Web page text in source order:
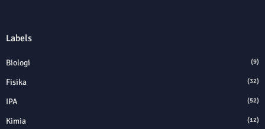
Labels
Biologi (9)
Fisika (32)
IPA (52)
Kimia (12)